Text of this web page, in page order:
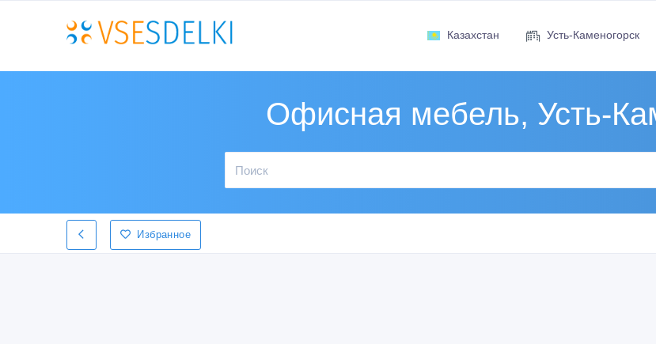
Казахстан Усть-Каменогорск
Офисная мебель, Усть-
Избранное